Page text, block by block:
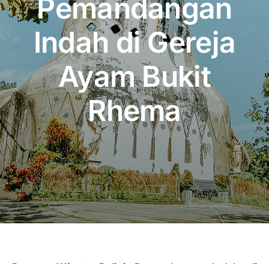
Publikasi
Peta Wisata
BLU
Pemandangan
Indah di Gereja
Ayam Bukit
Rhema